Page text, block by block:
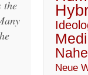
the
Neue